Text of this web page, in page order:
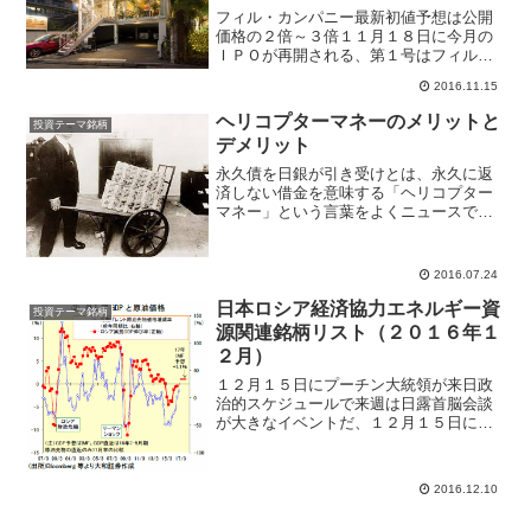
フィル・カンパニー最新初値予想は公開
価格の２倍～３倍１１月１８日に今月の
ＩＰＯが再開される、第１号はフィル・
上場する。駐車場と空中店舗という新し
い土地活用スタイルの建設企画から行い
注目企業だ。フィル...
2016.11.15
投資テーマ銘柄
ヘリコプターマネーのメリットと
デメリット
永久債を日銀が引き受けとは、永久に返
済しない借金を意味する「ヘリコプター
マネー」という言葉をよくニュースで聞
議長が来日したことによって注目度が高
2016.07.24
投資テーマ銘柄
日本ロシア経済協力エネルギー資
源関連銘柄リスト（２０１６年１
２月）
１２月１５日にプーチン大統領が来日政
治的スケジュールで来週は日露首脳会談
が大きなイベントだ、１２月１５日にロ
経済協力８項目、日本・ロシア平和条約
2016.12.10